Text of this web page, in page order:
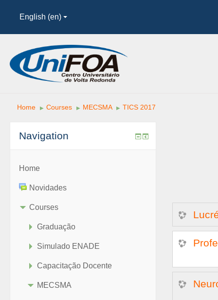
English (en)
Home ▶︎ Courses ▶︎ MECSMA ▶︎ TICS 2017
Navigation
Home
Novidades
Courses
Graduação
Simulado ENADE
Capacitação Docente
MECSMA